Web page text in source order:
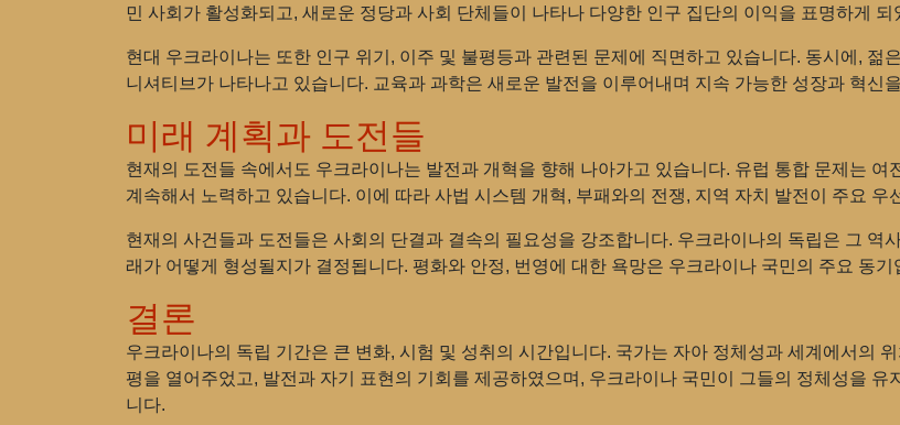
민 사회가 활성화되고, 새로운 정당과 사회 단체들이 나타나 다양한 인구 집단의 이익을 표명하게 되
현대 우크라이나는 또한 인구 위기, 이주 및 불평등과 관련된 문제에 직면하고 있습니다. 동시에, 젊
니셔티브가 나타나고 있습니다. 교육과 과학은 새로운 발전을 이루어내며 지속 가능한 성장과 혁신
미래 계획과 도전들
현재의 도전들 속에서도 우크라이나는 발전과 개혁을 향해 나아가고 있습니다. 유럽 통합 문제는
계속해서 노력하고 있습니다. 이에 따라 사법 시스템 개혁, 부패와의 전쟁, 지역 자치 발전이 주요 우
현재의 사건들과 도전들은 사회의 단결과 결속의 필요성을 강조합니다. 우크라이나의 독립은 그 역
래가 어떻게 형성될지가 결정됩니다. 평화와 안정, 번영에 대한 욕망은 우크라이나 국민의 주요 동기
결론
우크라이나의 독립 기간은 큰 변화, 시험 및 성취의 시간입니다. 국가는 자아 정체성과 세계에서의
평을 열어주었고, 발전과 자기 표현의 기회를 제공하였으며, 우크라이나 국민이 그들의 정체성을
니다.